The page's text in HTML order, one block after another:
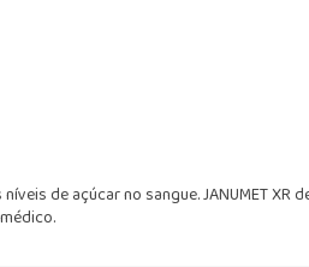
níveis de açúcar no sangue. JANUMET